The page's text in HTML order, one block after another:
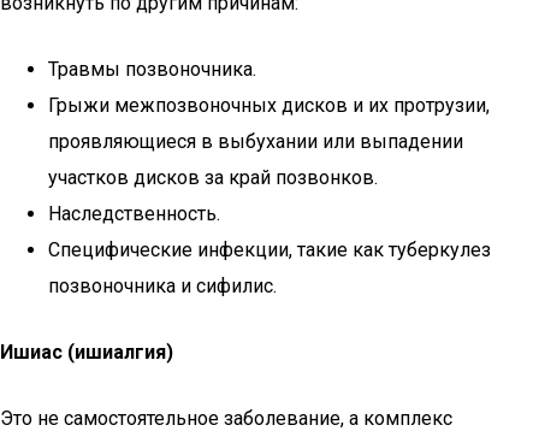
Травмы позвоночника.
Грыжи межпозвоночных дисков и их протрузии,
проявляющиеся в выбухании или выпадении
участков дисков за край позвонков.
Наследственность.
Специфические инфекции, такие как туберкулез
позвоночника и сифилис.
Ишиас (ишиалгия)
Это не самостоятельное заболевание, а комплекс